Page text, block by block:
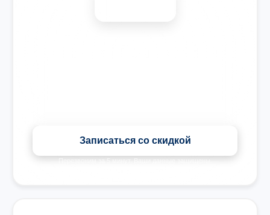
Записаться со скидкой
Перезвоним за 5 минут. Ваши данные защищены.